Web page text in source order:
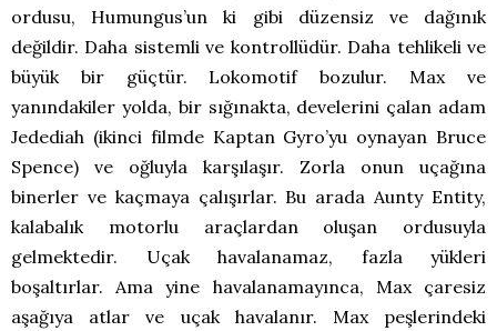
ordusu, Humungus’un ki gibi düzensiz ve dağınık
değildir. Daha sistemli ve kontrollüdür. Daha tehlikeli ve
büyük bir güçtür. Lokomotif bozulur. Max ve
yanındakiler yolda, bir sığınakta, develerini çalan adam
Jedediah (ikinci filmde Kaptan Gyro’yu oynayan Bruce
Spence) ve oğluyla karşılaşır. Zorla onun uçağına
binerler ve kaçmaya çalışırlar. Bu arada Aunty Entity,
kalabalık motorlu araçlardan oluşan ordusuyla
gelmektedir. Uçak havalanamaz, fazla yükleri
boşaltırlar. Ama yine havalanamayınca, Max çaresiz
aşağıya atlar ve uçak havalanır. Max peşlerindeki